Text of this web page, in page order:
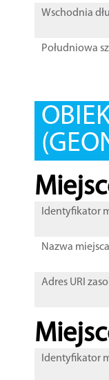
Wschodnia
Południowa
Identyfikator
Nazwa
Adres URI
Identyfikator